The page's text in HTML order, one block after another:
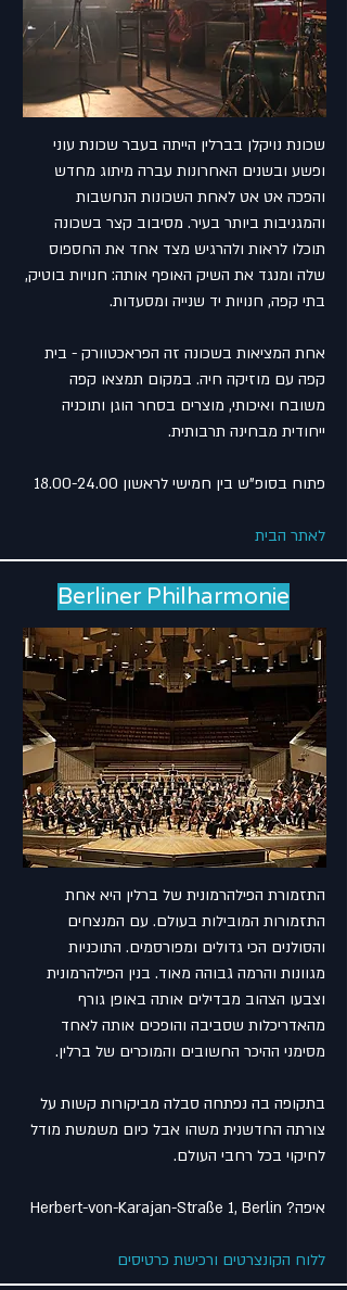
שכונת נויקלן בברלין הייתה בעבר שכונת עוני
ופשע ובשנים האחרונות עברה מיתוג מחדש
והפכה אט אט לאחת השכונות הנחשבות
והמגניבות ביותר בעיר. מסיבוב קצר בשכונה
תוכלו לראות ולהרגיש מצד אחד את החספוס
שלה ומנגד את השיק האופף אותה: חנויות בוטיק,
בתי קפה, חנויות יד שנייה ומסעדות.
אחת המציאות בשכונה זה הפראכטוורק - בית
קפה עם מוזיקה חיה. במקום תמצאו קפה
משובח ואיכותי, מוצרים בסחר הוגן ותוכניה
ייחודית מבחינה תרבותית.
פתוח בסופ"ש בין חמישי לראשון 18.00-24.00
לאתר הבית
Berliner Philharmonie
התזמורת הפילהרמונית של ברלין היא אחת
התזמורות המובילות בעולם. עם המנצחים
והסולנים הכי גדולים ומפורסמים. התוכניות
מגוונות והרמה גבוהה מאוד. בנין הפילהרמונית
וצבעו הצהוב מבדילים אותה באופן גורף
מהאדריכלות שסביבה והופכים אותה לאחד
מסימני ההיכר החשובים והמוכרים של ברלין.
בתקופה בה נפתחה סבלה מביקורות קשות על
צורתה החדשנית משהו אבל כיום משמשת מודל
לחיקוי בכל רחבי העולם.
איפה? Herbert-von-Karajan-Straße 1, Berlin
ללוח הקונצרטים ורכישת כרטיסים